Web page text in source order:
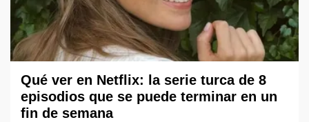
Qué ver en Netflix: la serie turca de 8
episodios que se puede terminar en un
fin de semana